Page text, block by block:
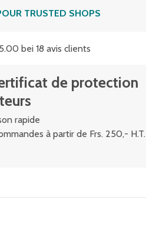
TRUSTED SHOPS
bei 18 avis clients
de protection
rapide
à partir de Frs. 250,- H.T.